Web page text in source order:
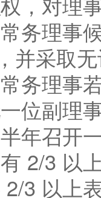
务理事
并采取
务理事
位副理
年召开
2/3 以
3 以上